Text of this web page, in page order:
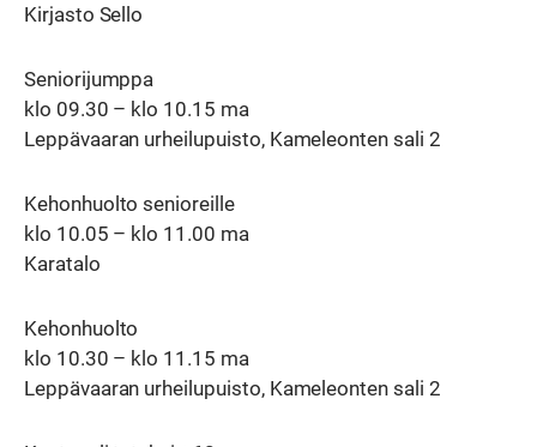
Kirjasto Sello
Seniorijumppa
klo 09.30 – klo 10.15 ma
Leppävaaran urheilupuisto, Kameleonten sali 2
Kehonhuolto senioreille
klo 10.05 – klo 11.00 ma
Karatalo
Kehonhuolto
klo 10.30 – klo 11.15 ma
Leppävaaran urheilupuisto, Kameleonten sali 2